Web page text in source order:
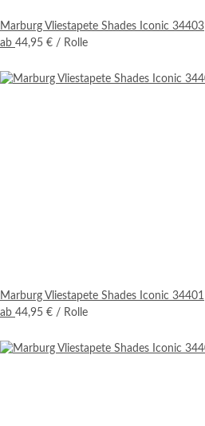
Marburg Vliestapete Shades Iconic 34403
ab 44,95 € / Rolle
Marburg Vliestapete Shades Iconic 34401
ab 44,95 € / Rolle